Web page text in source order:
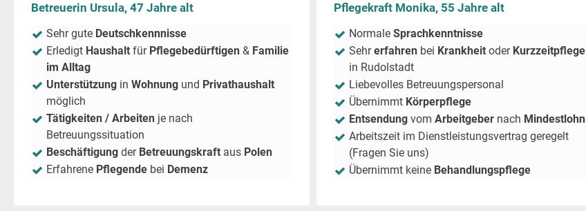
Betreuerin Ursula, 47 Jahre alt
Sehr gute Deutschkennnisse
Erledigt Haushalt für Pflegebedürftigen & Familie
im Alltag
Unterstützung in Wohnung und Privathaushalt
möglich
Tätigkeiten / Arbeiten je nach
Betreuungssituation
Beschäftigung der Betreuungskraft aus Polen
Erfahrene Pflegende bei Demenz
Pflegekraft Monika, 55 Jahre alt
Normale Sprachkenntnisse
Sehrerfahren bei Krankheit oder Kurzzeitpflege
in Rudolstadt
Liebevolles Betreuungspersonal
Übernimmt Körperpflege
Entsendung vom Arbeitgeber nach Mindestlohn
Arbeitszeit im Dienstleistungsvertrag geregelt
(Fragen Sie uns)
Übernimmt keine Behandlungspflege